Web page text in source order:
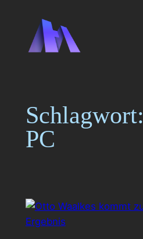
springen
Schlagwort:
PC